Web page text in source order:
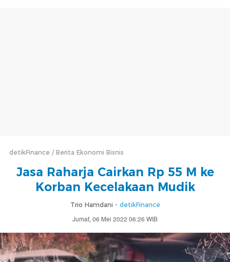
detikFinance Berita Ekonomi Bisnis
Jasa Raharja Cairkan Rp 55 M ke
Korban Kecelakaan Mudik
Trio Hamdani - detikFinance
Jumat, 06 Mei 2022 06:26 WIB